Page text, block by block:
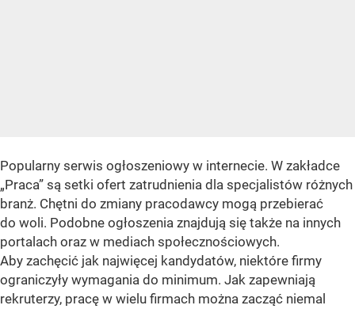
Popularny serwis ogłoszeniowy w internecie. W zakładce
„Praca” są setki ofert zatrudnienia dla specjalistów różnych
branż. Chętni do zmiany pracodawcy mogą przebierać
do woli. Podobne ogłoszenia znajdują się także na innych
portalach oraz w mediach społecznościowych.
Aby zachęcić jak najwięcej kandydatów, niektóre firmy
ograniczyły wymagania do minimum. Jak zapewniają
rekruterzy, pracę w wielu firmach można zacząć niemal